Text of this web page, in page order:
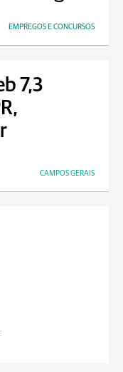
EMPREGOS E CONCURSOS
7,3
CAMPOS GERAIS